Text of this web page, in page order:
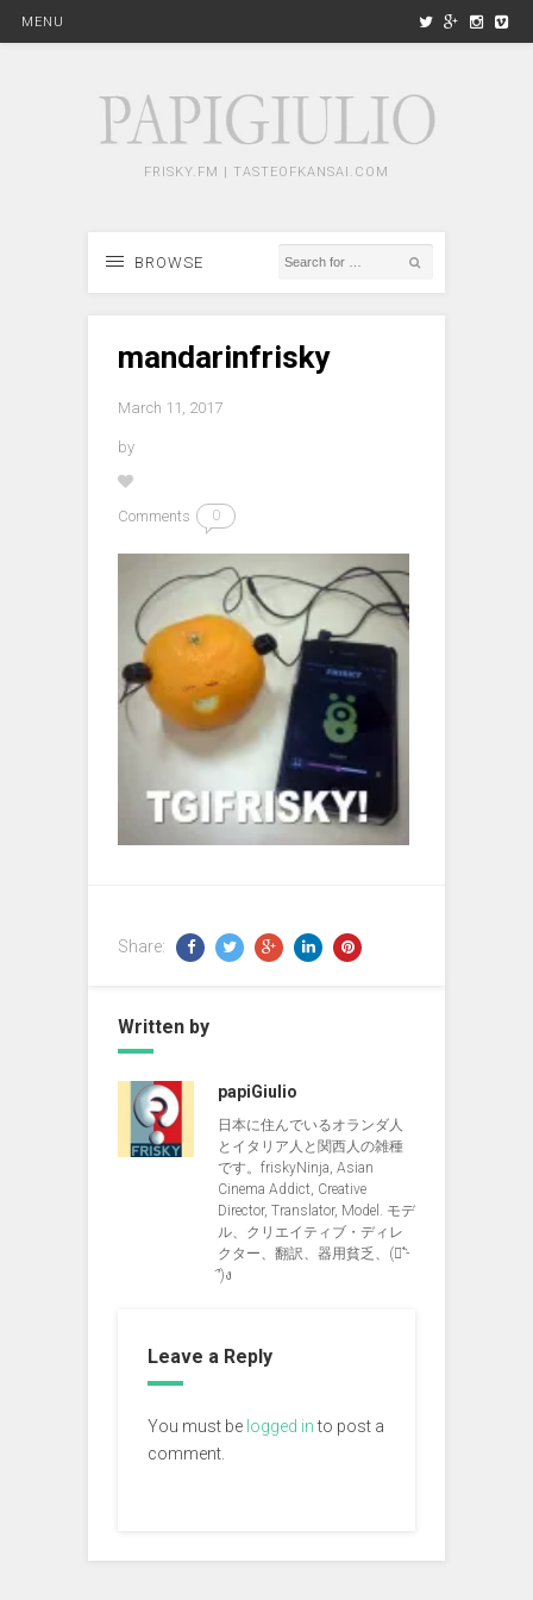
MENU
FRISKY.FM | TASTEOFKANSAI.COM
BROWSE
mandarinfrisky
March 11, 2017
by
Comments 0
Share:
Written by
papiGiulio
日本に住んでいるオランダ人
とイタリア人と関西人の雑種
です。friskyNinja, Asian
Cinema Addict, Creative
Director, Translator, Model. モデ
ル、クリエイティブ・ディレ
クター、翻訳、器用貧乏、(ง︡'-
'︠)ง
Leave a Reply
You must be logged into post a
comment.